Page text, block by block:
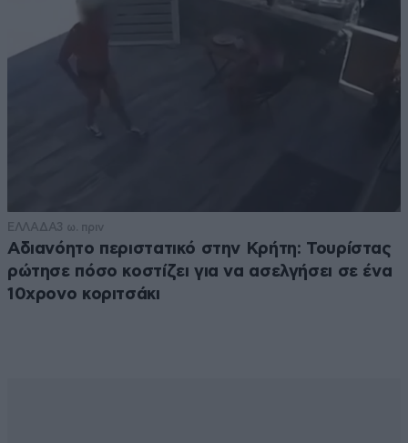
ΕΛΛΑΔΑ3 ω. πριν
Αδιανόητο περιστατικό στην Κρήτη: Τουρίστας
ρώτησε πόσο κοστίζει για να ασελγήσει σε ένα
10χρονο κοριτσάκι